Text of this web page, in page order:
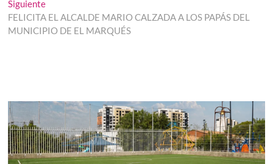
entradas
SiguienteEntrada
siguiente:
FELICITA EL ALCALDE MARIO CALZADA A LOS PAPÁS DEL
MUNICIPIO DE EL MARQUÉS